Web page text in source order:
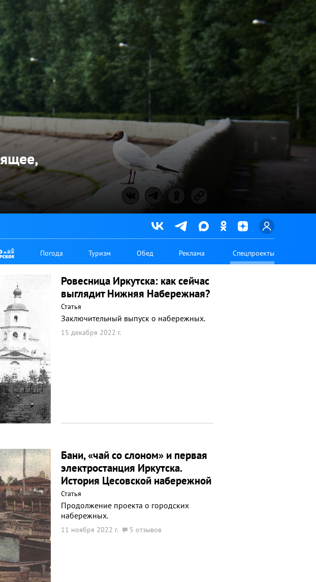
Погода Туризм Обед Реклама Спецпроекты
Ровесница Иркутска: как сейчас
выглядит Нижняя Набережная?
Статья
Заключительный выпуск о набережных.
15 декабря 2022 г.
Бани, «чай со слоном» и первая
электростанция Иркутска.
История Цесовской набережной
Статья
Продолжение проекта о городских
набережных.
11 ноября 2022 г. 5 отзывов